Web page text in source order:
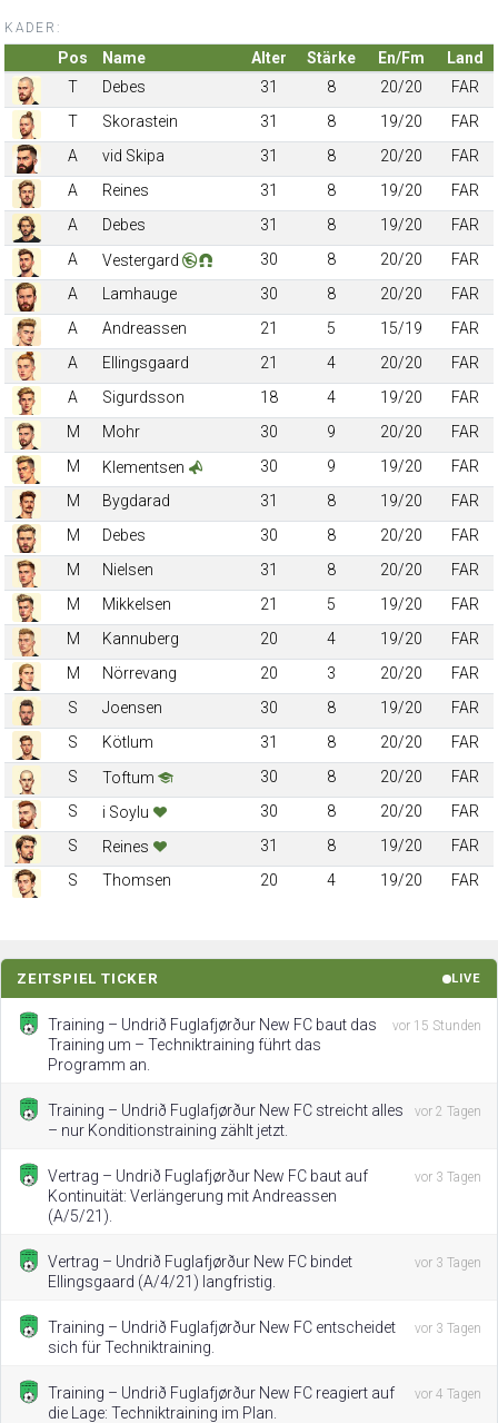
KADER:
Pos Name Alter Stärke En/Fm
Land
T
Debes 31 8 20/20
FAR
T
Skorastein 31 8 19/20
FAR
A
vid Skipa 31 8 20/20
FAR
A
Reines 31 8 19/20
FAR
A
Debes 31 8 19/20
FAR
A
Vestergard 30 8 20/20
FAR
A
Lamhauge 30 8 20/20
FAR
A
Andreassen 21 5 15/19
FAR
A
Ellingsgaard 21 4 20/20
FAR
A
Sigurdsson 18 4 19/20
FAR
M
Mohr 30 9 20/20
FAR
M
Klementsen 30 9 19/20
FAR
M
Bygdarad 31 8 19/20
FAR
M
Debes 30 8 20/20
FAR
M
Nielsen 31 8 20/20
FAR
M
Mikkelsen 21 5 19/20
FAR
M
Kannuberg 20 4 19/20
FAR
M
Nörrevang 20 3 20/20
FAR
S
Joensen 30 8 19/20
FAR
S
Kötlum 31 8 20/20
FAR
S
Toftum 30 8 20/20
FAR
S
i Soylu 30 8 20/20
FAR
S
Reines 31 8 19/20
FAR
S
Thomsen 20 4 19/20 FAR
ZEITSPIEL TICKER LIVE
Training – Undrið Fuglafjørður New FC baut das
Training um – Techniktraining führt das
Programm an.
vor 15 Stunden
Training – Undrið Fuglafjørður New FC streicht alles
– nur Konditionstraining zählt jetzt.
vor 2 Tagen
Vertrag – Undrið Fuglafjørður New FC baut auf
Kontinuität: Verlängerung mit Andreassen
(A/5/21).
vor 3 Tagen
Vertrag – Undrið Fuglafjørður New FC bindet
Ellingsgaard (A/4/21) langfristig.
vor 3 Tagen
Training – Undrið Fuglafjørður New FC entscheidet
sich für Techniktraining.
vor 3 Tagen
Training – Undrið Fuglafjørður New FC reagiert auf
die Lage: Techniktraining im Plan.
vor 4 Tagen